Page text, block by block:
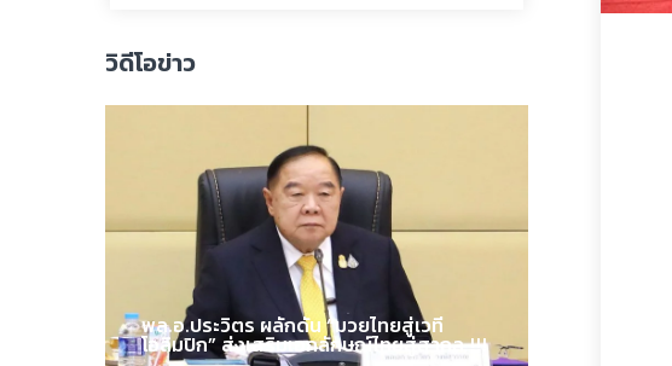
วิดีโอข่าว
พล.อ.ประวิตร ผลักดัน “มวยไทยสู่เวที
โอลิมปิก” ส่งเสริมเอกลักษณ์ไทยสู่สากล !!!